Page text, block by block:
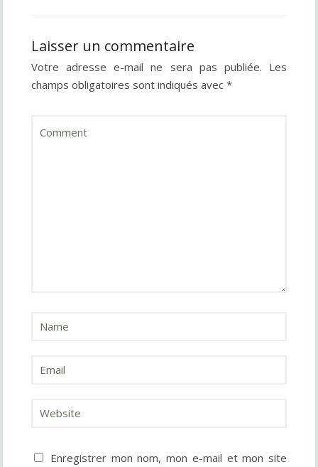
Laisser un commentaire
Votre adresse e-mail ne sera pas publiée. Les
champs obligatoires sont indiqués avec *
Enregistrer mon nom, mon e-mail et mon site